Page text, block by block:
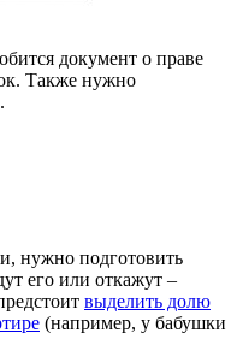
документ о праве
Также нужно
нужно подготовить
его или откажут –
выделить долю
(например, у бабушки